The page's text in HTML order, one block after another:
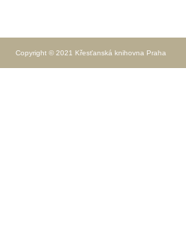
Copyright © 2021 Křesťanská knihovna Praha